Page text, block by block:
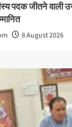
पदक जीतने वाली
8 August 2026